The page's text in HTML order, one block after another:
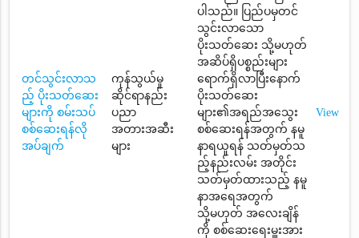
တင်သွင်းလာသ
ည့် ပိုးသတ်ဆေး
များကို စမ်းသပ်
စစ်ဆေးရန်လို
အပ်ချက်
ကုန်သွယ်မှု
ဆိုင်ရာနည်း
ပညာ
အတားအဆီး
များ
ပါသည်။ ပြည်ပမှတင်
သွင်းလာသော
ပိုးသတ်ဆေး သို့မဟုတ်
အဆိပ်ရှိပစ္စည်းများ
ရောက်ရှိလာပြီးနောက်
ပိုးသတ်ဆေး
များ၏အရည်အသွေး
စစ်ဆေးရန်အတွက် နမူ
နာရယူရန် သတ်မှတ်သ
ည့်နည်းလမ်း အတိုင်း
သတ်မှတ်ထားသည့် နမူ
နာအရေအတွက်
သို့မဟုတ် အလေးချိန်
ကို စစ်ဆေးရေးမှူးအား
View